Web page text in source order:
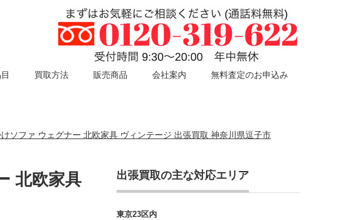
買取方法 販売商品 会社案内 無料査定のお申込み
けソファ ウェグナー 北欧家具 ヴィンテージ 出張買取 神奈川県逗子市
北欧家具
出張買取の主な対応エリア
東京23区内